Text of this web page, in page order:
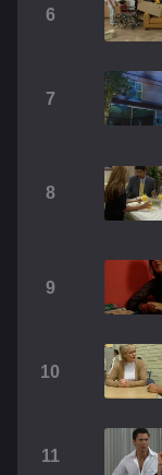
Christian Chavez
Dulce María
6
7
8
9
10
11